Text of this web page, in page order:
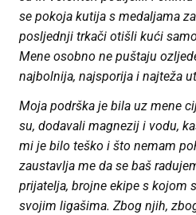
se pokoja kutija s medaljama
posljednji trkači otišli kući
Mene osobno ne puštaju
najbolnija, najsporija i najteža
Moja podrška je bila uz mene
su, dodavali magnezij i vodu,
mi je bilo teško i što nemam
zaustavlja me da se baš
prijatelja, brojne ekipe s kojom
svojim ligašima. Zbog njih,